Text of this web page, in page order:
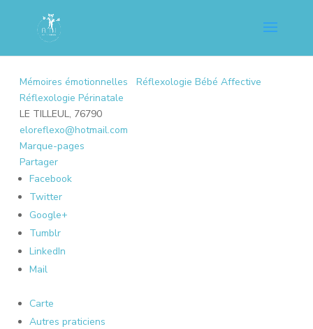
Mémoires émotionnelles
Réflexologie Bébé Affective
Réflexologie Périnatale
LE TILLEUL, 76790
eloreflexo@hotmail.com
Marque-pages
Partager
Facebook
Twitter
Google+
Tumblr
LinkedIn
Mail
Carte
Autres praticiens